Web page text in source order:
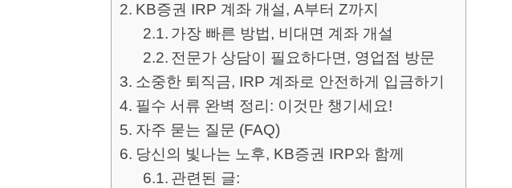
KB증권 IRP 계좌 개설, A부터 Z까지
가장 빠른 방법, 비대면 계좌 개설
전문가 상담이 필요하다면, 영업점 방문
소중한 퇴직금, IRP 계좌로 안전하게 입금하기
필수 서류 완벽 정리: 이것만 챙기세요!
자주 묻는 질문 (FAQ)
당신의 빛나는 노후, KB증권 IRP와 함께
관련된 글: